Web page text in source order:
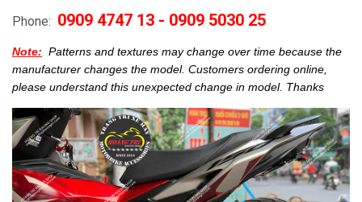
Phone: 0909 4747 13 - 0909 5030 25
Note: Patterns and textures may change over time because the
manufacturer changes the model. Customers ordering online,
please understand this unexpected change in model. Thanks